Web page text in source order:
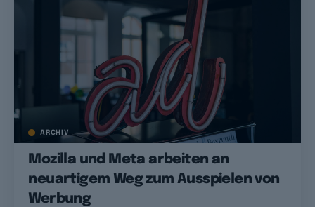
ARCHIV
Mozilla und Meta arbeiten an
neuartigem Weg zum Ausspielen von
Werbung